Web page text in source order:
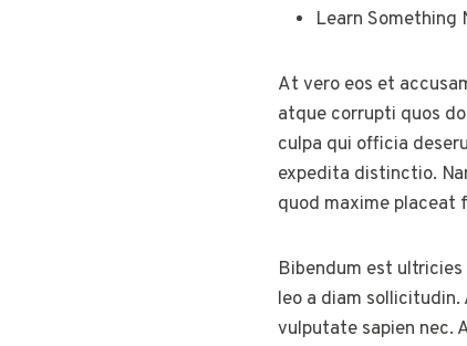
Learn Something
At vero eos et
atque corrupti quos
culpa qui officia
expedita distinctio.
quod maxime placeat
Bibendum est
leo a diam
vulputate sapien nec.